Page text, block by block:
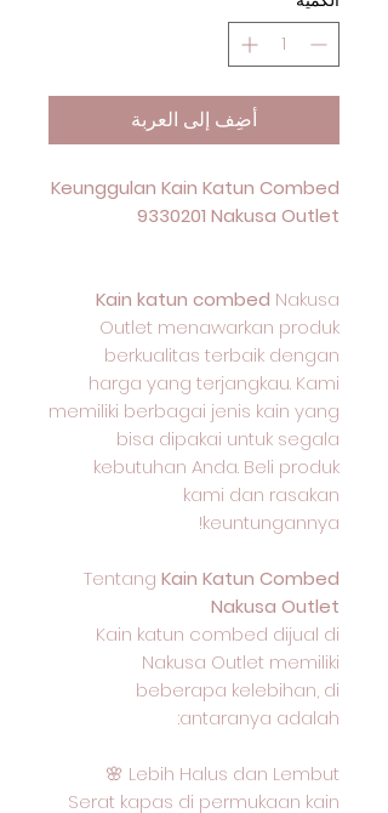
أضِف إلى العربة
Keunggulan Kain Katun Combed
9330201 Nakusa Outlet
Kain katun combed Nakusa
Outlet menawarkan produk
berkualitas terbaik dengan
harga yang terjangkau. Kami
memiliki berbagai jenis kain yang
bisa dipakai untuk segala
kebutuhan Anda. Beli produk
kami dan rasakan
keuntungannya!
Tentang Kain Katun Combed
Nakusa Outlet
Kain katun combed dijual di
Nakusa Outlet memiliki
beberapa kelebihan, di
antaranya adalah:
Lebih Halus dan Lembut 🌸
Serat kapas di permukaan kain